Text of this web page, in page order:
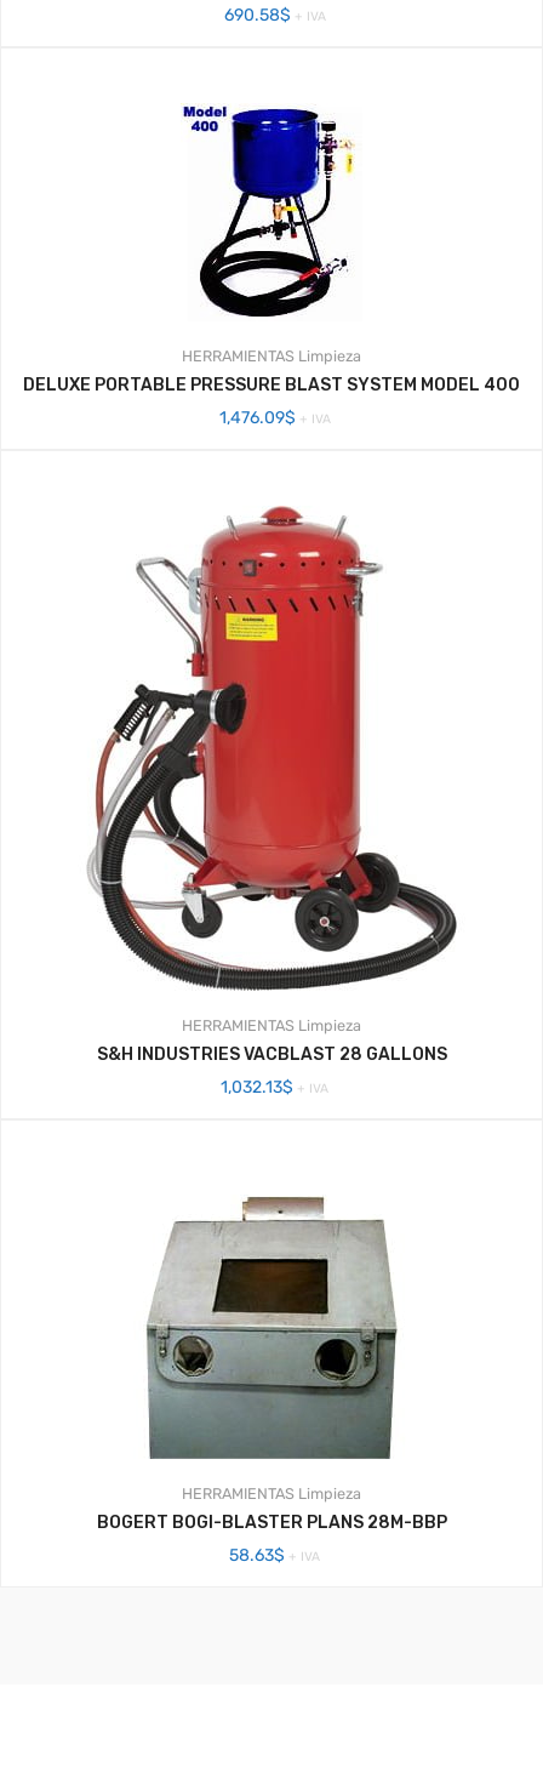
690.58$ + IVA
HERRAMIENTAS Limpieza
DELUXE PORTABLE PRESSURE BLAST SYSTEM MODEL 400
1,476.09$ + IVA
HERRAMIENTAS Limpieza
S&H INDUSTRIES VACBLAST 28 GALLONS
1,032.13$ + IVA
HERRAMIENTAS Limpieza
BOGERT BOGI-BLASTER PLANS 28M-BBP
58.63$ + IVA